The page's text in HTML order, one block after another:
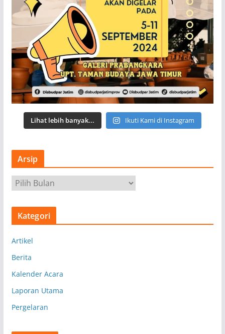
Lihat lebih banyak... Ikuti Kami di Instagram
Arsip
r
s
Kategori
Artikel
Berita
Kalender Acara
Laporan Utama
Pergelaran